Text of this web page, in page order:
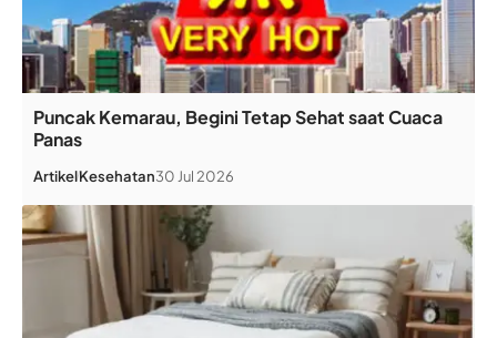
Puncak Kemarau, Begini Tetap Sehat saat Cuaca
Panas
ArtikelKesehatan30 Jul 2026